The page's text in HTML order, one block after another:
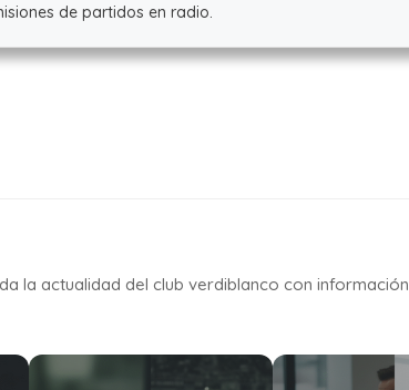
de partidos en radio.
la actualidad del club verdiblanco con información